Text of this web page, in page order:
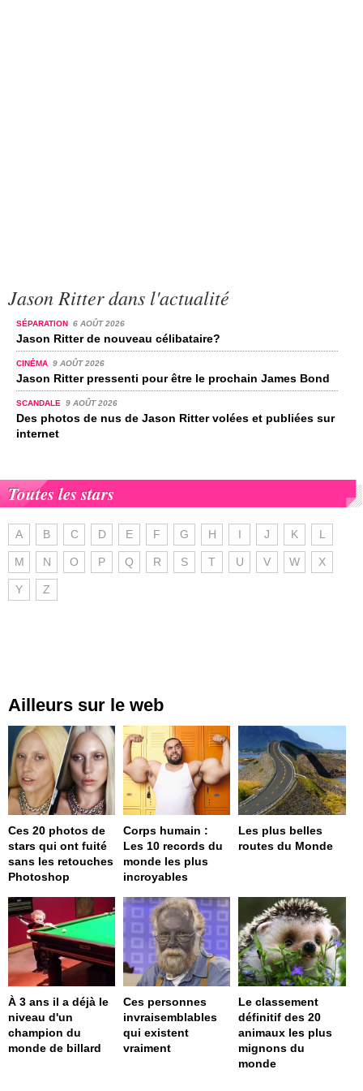
Jason Ritter dans l'actualité
SÉPARATION 6 AOÛT 2026
Jason Ritter de nouveau célibataire?
CINÉMA 9 AOÛT 2026
Jason Ritter pressenti pour être le prochain James Bond
SCANDALE 9 AOÛT 2026
Des photos de nus de Jason Ritter volées et publiées sur
internet
Toutes les stars
A B C D E F G H I J K L
M N O P Q R S T U V W X
Y Z
Ailleurs sur le web
Ces 20 photos de
stars qui ont fuité
sans les retouches
Photoshop
Corps humain :
Les 10 records du
monde les plus
incroyables
Les plus belles
routes du Monde
À 3 ans il a déjà le
niveau d'un
champion du
monde de billard
Ces personnes
invraisemblables
qui existent
vraiment
Le classement
définitif des 20
animaux les plus
mignons du
monde